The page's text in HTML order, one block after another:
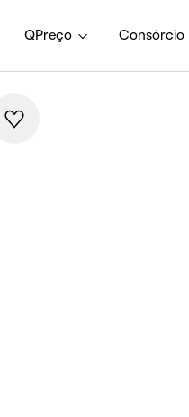
QPreço Consórcio